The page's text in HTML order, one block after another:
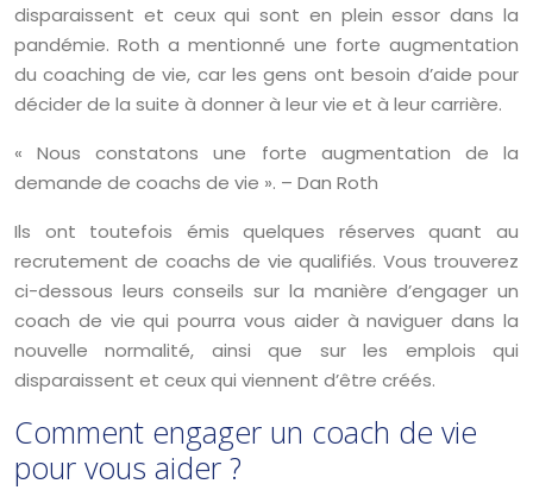
disparaissent et ceux qui sont en plein essor dans la
pandémie. Roth a mentionné une forte augmentation
du coaching de vie, car les gens ont besoin d’aide pour
décider de la suite à donner à leur vie et à leur carrière.
« Nous constatons une forte augmentation de la
demande de coachs de vie ». – Dan Roth
Ils ont toutefois émis quelques réserves quant au
recrutement de coachs de vie qualifiés. Vous trouverez
ci-dessous leurs conseils sur la manière d’engager un
coach de vie qui pourra vous aider à naviguer dans la
nouvelle normalité, ainsi que sur les emplois qui
disparaissent et ceux qui viennent d’être créés.
Comment engager un coach de vie
pour vous aider ?